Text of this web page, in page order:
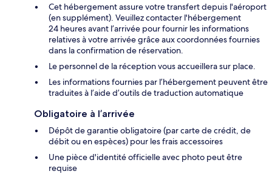
Cet hébergement assure votre transfert depuis l'aéroport
(en supplément). Veuillez contacter l'hébergement
24 heures avant l’arrivée pour fournir les informations
relatives à votre arrivée grâce aux coordonnées fournies
dans la confirmation de réservation.
Le personnel de la réception vous accueillera sur place.
Les informations fournies par l’hébergement peuvent être
traduites à l’aide d’outils de traduction automatique
Obligatoire à l’arrivée
Dépôt de garantie obligatoire (par carte de crédit, de
débit ou en espèces) pour les frais accessoires
Une pièce d'identité officielle avec photo peut être
requise